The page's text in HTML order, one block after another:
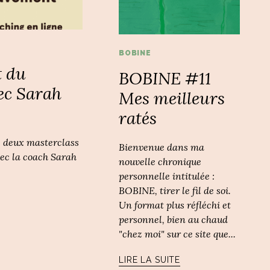
du
Sarah
masterclass
la coach Sarah
BOBINE
BOBINE #11
Mes meilleurs
ratés
Bienvenue dans ma
nouvelle chronique
personnelle intitulée :
BOBINE, tirer le fil de soi.
Un format plus réfléchi et
personnel, bien au chaud
"chez moi" sur ce site que...
LIRE LA SUITE